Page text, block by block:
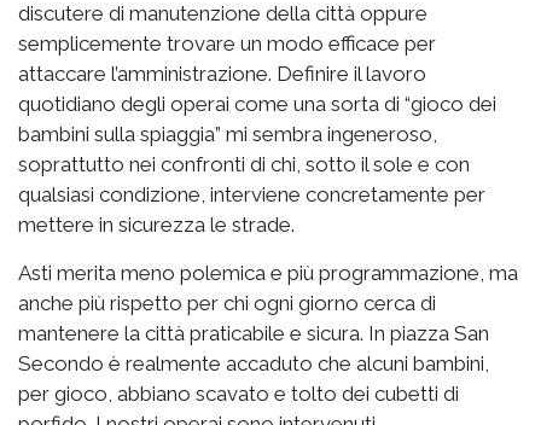
discutere di manutenzione della città oppure
semplicemente trovare un modo efficace per
attaccare l’amministrazione. Definire il lavoro
quotidiano degli operai come una sorta di “gioco dei
bambini sulla spiaggia” mi sembra ingeneroso,
soprattutto nei confronti di chi, sotto il sole e con
qualsiasi condizione, interviene concretamente per
mettere in sicurezza le strade.
Asti merita meno polemica e più programmazione, ma
anche più rispetto per chi ogni giorno cerca di
mantenere la città praticabile e sicura. In piazza San
Secondo è realmente accaduto che alcuni bambini,
per gioco, abbiano scavato e tolto dei cubetti di